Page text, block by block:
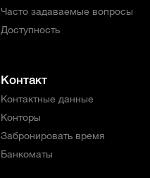
Часто задаваемые вопросы
Доступность
Контакт
Контактные данные
Конторы
Забронировать время
Банкоматы